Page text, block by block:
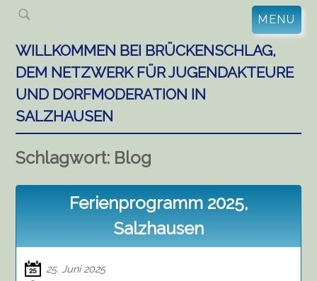
Skip
content
MENU
WILLKOMMEN BEI BRÜCKENSCHLAG,
DEM NETZWERK FÜR JUGENDAKTEURE
UND DORFMODERATION IN
SALZHAUSEN
Schlagwort: Blog
Ferienprogramm 2025,
Salzhausen
25. Juni 2025